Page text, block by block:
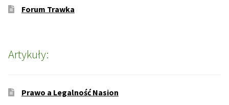
Forum Trawka
Artykuły:
Prawo a Legalność Nasion